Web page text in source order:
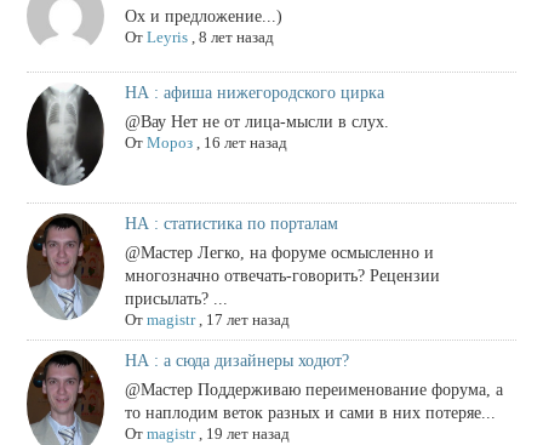
Ох и предложение...)
От Leyris, 8 лет назад
НА : афиша нижегородского цирка
@Вау Нет не от лица-мысли в слух.
От Мороз, 16 лет назад
НА : статистика по порталам
@Мастер Легко, на форуме осмысленно и
многозначно отвечать-говорить? Рецензии
присылать? ...
От magistr, 17 лет назад
НА : а сюда дизайнеры ходют?
@Мастер Поддерживаю переименование форума, а
то наплодим веток разных и сами в них потеряе...
От magistr, 19 лет назад